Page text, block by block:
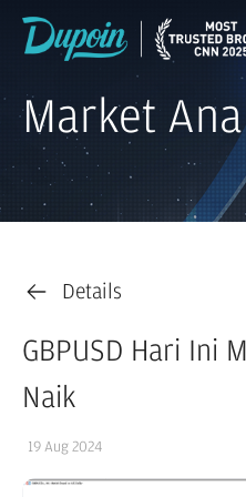
Market
Details
GBPUSD Hari Ini
Naik
19 Aug 2024